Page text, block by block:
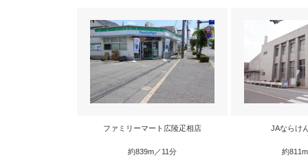
ファミリーマート広陵疋相店
約839m／11分
JAならけ
約